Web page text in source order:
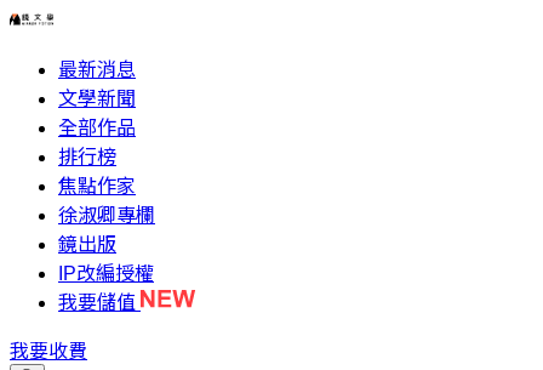
最新消息
文學新聞
全部作品
排行榜
焦點作家
徐淑卿專欄
鏡出版
IP改編授權
我要儲值
我要收費